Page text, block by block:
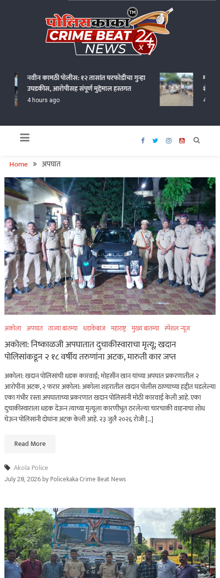
नवीन कामठी पोलीस: १२ तासांत घरफोडीचा गुन्हा
उघडकीस, आरोपीसह संपूर्ण मुद्देमाल हस्तगत
4 hours ago
मानोरा
शेळी-
4 hours
Home अपघात
अकोला अपघात ताज्या बातम्या धडाकेबाज महाराष्ट्र मुख्य बातम्या स्पेशल न्यूज
अकोला: निष्काळजी अपघातात दुचाकीस्वाराचा मृत्यू; खदान
पोलिसांकडून २ १८ वर्षीय तरुणांना अटक, मारुती कार जप्त
अकोला: खदान पोलिसांची धडक कारवाई; मोहसीन खान यांच्या अपघात प्रकरणातील २
आरोपींना अटक, २ फरार अकोला: अकोला शहरातील खदान पोलीस ठाण्याच्या हद्दीत घडलेल्या
एका गंभीर रस्ता अपघाताच्या प्रकरणात खदान पोलिसांनी मोठी कारवाई केली आहे. एका
दुचाकीस्वाराला धडक देऊन त्याच्या मृत्यूला कारणीभूत ठरलेल्या चारचाकी वाहनाचा शोध
घेऊन पोलिसांनी दोघांना अटक केली आहे. २३ जुलै २०२६ रोजी […]
Read More
Akola Police
July 28, 2026byPolicekaka Crime Beat News